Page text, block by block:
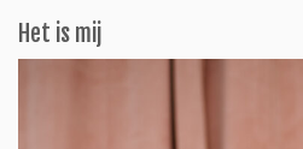
Het is mij